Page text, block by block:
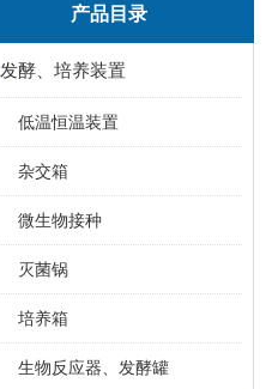
产品目录
发酵、培养装置
低温恒温装置
杂交箱
微生物接种
灭菌锅
培养箱
生物反应器、发酵罐